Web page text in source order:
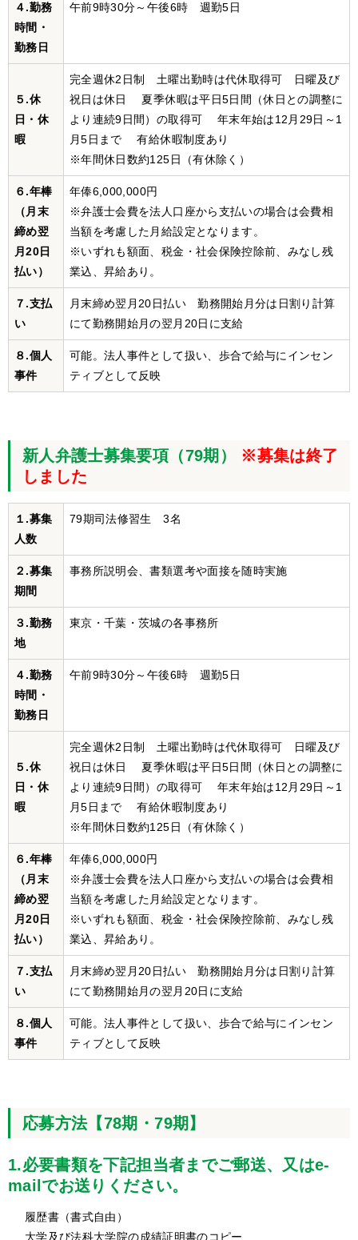
４.勤務
時間・
勤務日
午前9時30分～午後6時 週勤5日
５.休
日・休
暇
完全週休2日制 土曜出勤時は代休取得可 日曜及び
祝日は休日 夏季休暇は平日5日間（休日との調整に
より連続9日間）の取得可 年末年始は12月29日～1
月5日まで 有給休暇制度あり
※年間休日数約125日（有休除く）
６.年棒
（月末
締め翌
月20日
払い）
年俸6,000,000円
※弁護士会費を法人口座から支払いの場合は会費相
当額を考慮した月給設定となります。
※いずれも額面、税金・社会保険控除前、みなし残
業込、昇給あり。
７.支払
い
月末締め翌月20日払い 勤務開始月分は日割り計算
にて勤務開始月の翌月20日に支給
８.個人
事件
可能。法人事件として扱い、歩合で給与にインセン
ティブとして反映
新人弁護士募集要項（79期） ※募集は終了
しました
１.募集
人数
79期司法修習生 3名
２.募集
期間
事務所説明会、書類選考や面接を随時実施
３.勤務
地
東京・千葉・茨城の各事務所
４.勤務
時間・
勤務日
午前9時30分～午後6時 週勤5日
５.休
日・休
暇
完全週休2日制 土曜出勤時は代休取得可 日曜及び
祝日は休日 夏季休暇は平日5日間（休日との調整に
より連続9日間）の取得可 年末年始は12月29日～1
月5日まで 有給休暇制度あり
※年間休日数約125日（有休除く）
６.年棒
（月末
締め翌
月20日
払い）
年俸6,000,000円
※弁護士会費を法人口座から支払いの場合は会費相
当額を考慮した月給設定となります。
※いずれも額面、税金・社会保険控除前、みなし残
業込、昇給あり。
７.支払
い
月末締め翌月20日払い 勤務開始月分は日割り計算
にて勤務開始月の翌月20日に支給
８.個人
事件
可能。法人事件として扱い、歩合で給与にインセン
ティブとして反映
応募方法【78期・79期】
1.必要書類を下記担当者までご郵送、又はe-
mailでお送りください。
履歴書（書式自由）
大学及び法科大学院の成績証明書のコピー